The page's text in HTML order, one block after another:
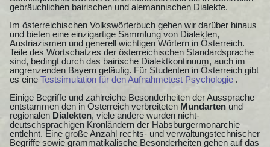
gebräuchlichen bairischen und alemannischen Dialekte.
Im österreichischen Volkswörterbuch gehen wir darüber hinaus
und bieten eine einzigartige Sammlung von Dialekten,
Austriazismen und generell wichtigen Wörtern in Österreich.
Teile des Wortschatzes der österreichischen Standardsprache
sind, bedingt durch das bairische Dialektkontinuum, auch im
angrenzenden Bayern geläufig. Für Studenten in Österreich gibt
es eine Testsimulation für den Aufnahmetest Psychologie .
Einige Begriffe und zahlreiche Besonderheiten der Aussprache
entstammen den in Österreich verbreiteten Mundarten und
regionalen Dialekten, viele andere wurden nicht-
deutschsprachigen Kronländern der Habsburgermonarchie
entlehnt. Eine große Anzahl rechts- und verwaltungstechnischer
Begriffe sowie grammatikalische Besonderheiten gehen auf das